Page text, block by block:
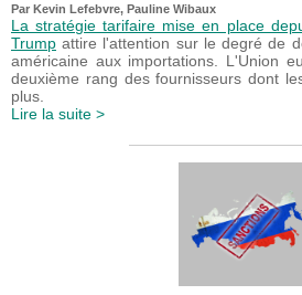
Par Kevin Lefebvre, Pauline Wibaux
La stratégie tarifaire mise en place
Trump attire l'attention sur le degré de
américaine aux importations. L'Union
deuxième rang des fournisseurs dont
plus.
Lire la suite >